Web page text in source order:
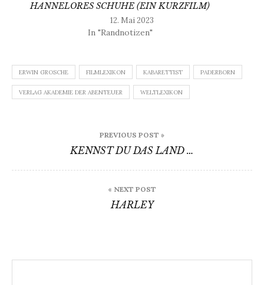
HANNELORES SCHUHE (EIN KURZFILM)
12. Mai 2023
In "Randnotizen"
ERWIN GROSCHE FILMLEXIKON KABARETTIST PADERBORN
VERLAG AKADEMIE DER ABENTEUER WELTLEXIKON
PREVIOUS POST »
KENNST DU DAS LAND …
« NEXT POST
HARLEY